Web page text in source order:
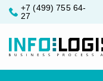
+7 (499) 755 64-
27